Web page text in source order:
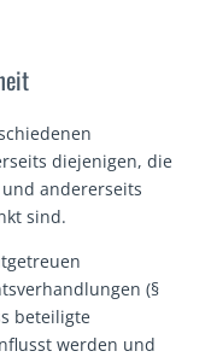
diejenigen, die
andererseits
sind.
(§
beteiligte
werden und